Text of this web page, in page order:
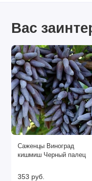
Вас
Саженцы Виноград
кишмиш Черный палец
353 руб.